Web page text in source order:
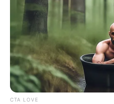
1. Kakek ini menunjukkan
membuat konstruksi
CTA LOVE